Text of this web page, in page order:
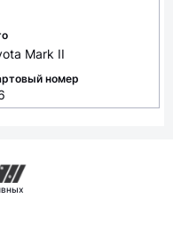
Mark II
номер